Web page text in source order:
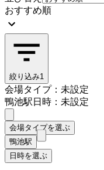
おすすめ順
絞り込み1
会場タイプ：未設定
鴨池駅日時：未設定
会場タイプを選ぶ
鴨池駅
日時を選ぶ